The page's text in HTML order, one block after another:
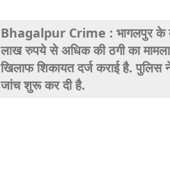
Bhagalpur Crime : भागलपुर के
लाख रुपये से अधिक की ठगी का
खिलाफ शिकायत दर्ज कराई है. पुलिस
जांच शुरू कर दी है.